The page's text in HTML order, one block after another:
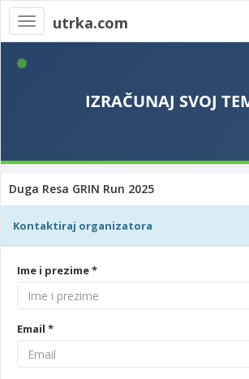
Toggle
navigation
utrka.com
Duga Resa GRIN Run 2025
Kontaktiraj organizatora
Ime i prezime *
Email *